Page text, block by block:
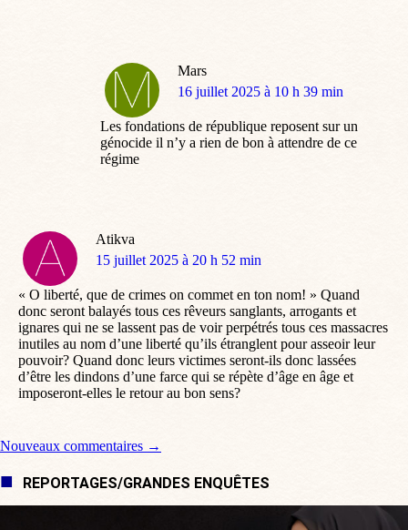
Mars
dit
16 juillet 2025 à 10 h 39 min
Les fondations de république reposent sur un
génocide il n’y a rien de bon à attendre de ce
régime
Atikva
dit
15 juillet 2025 à 20 h 52 min
« O liberté, que de crimes on commet en ton nom! » Quand
donc seront balayés tous ces rêveurs sanglants, arrogants et
ignares qui ne se lassent pas de voir perpétrés tous ces massacres
inutiles au nom d’une liberté qu’ils étranglent pour asseoir leur
pouvoir? Quand donc leurs victimes seront-ils donc lassées
d’être les dindons d’une farce qui se répète d’âge en âge et
imposeront-elles le retour au bon sens?
Navigation de commentaire
Nouveaux commentaires →
REPORTAGES/GRANDES ENQUÊTES